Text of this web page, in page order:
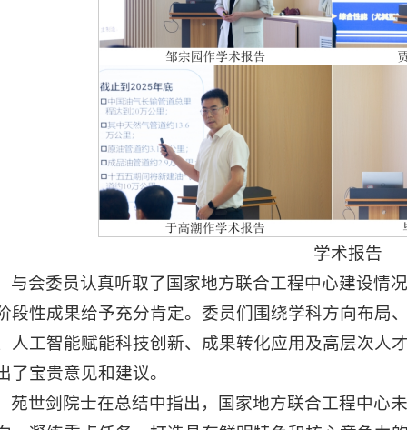
学术报告
与会委员认真听取了国家地方联合工程中心建设情
段性成果给予充分肯定。委员们围绕学科方向布局
人工智能赋能科技创新、成果转化应用及高层次人
了宝贵意见和建议。
苑世剑院士在总结中指出，国家地方联合工程中心